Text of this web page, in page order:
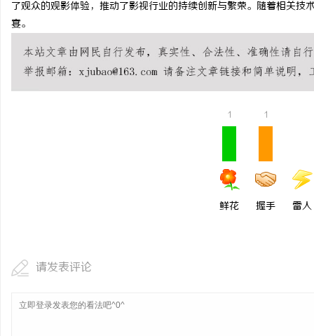
了观众的观影体验，推动了影视行业的持续创新与繁荣。随着相关
宴。
1
鲜花
1
握手 雷人
请发表评论
打标系列：工业标记的新动能